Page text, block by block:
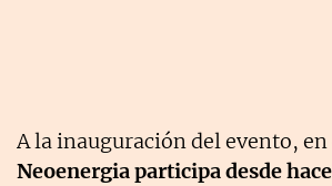
A la inauguración del evento, en
Neoenergia participa desde